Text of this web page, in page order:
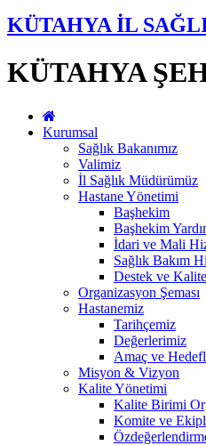
KÜTAHYA İL
KÜTAHYA
Kurumsal
Sağlık Bakanımız
Valimiz
İl Sağlık Müdürümüz
Hastane Yönetimi
Başhekim
Başhekim
İdari ve Mali
Sağlık Bakım
Destek ve
Organizasyon Şeması
Hastanemiz
Tarihçemiz
Değerlerimiz
Amaç ve
Misyon & Vizyon
Kalite Yönetimi
Kalite Birimi
Komite ve